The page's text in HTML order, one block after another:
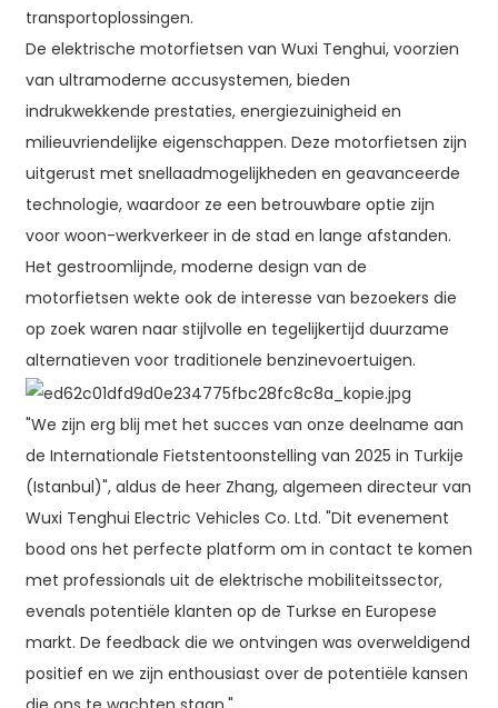
transportoplossingen.
De elektrische motorfietsen van Wuxi Tenghui, voorzien
van ultramoderne accusystemen, bieden
indrukwekkende prestaties, energiezuinigheid en
milieuvriendelijke eigenschappen. Deze motorfietsen zijn
uitgerust met snellaadmogelijkheden en geavanceerde
technologie, waardoor ze een betrouwbare optie zijn
voor woon-werkverkeer in de stad en lange afstanden.
Het gestroomlijnde, moderne design van de
motorfietsen wekte ook de interesse van bezoekers die
op zoek waren naar stijlvolle en tegelijkertijd duurzame
alternatieven voor traditionele benzinevoertuigen.
"We zijn erg blij met het succes van onze deelname aan
de Internationale Fietstentoonstelling van 2025 in Turkije
(Istanbul)", aldus de heer Zhang, algemeen directeur van
Wuxi Tenghui Electric Vehicles Co. Ltd. "Dit evenement
bood ons het perfecte platform om in contact te komen
met professionals uit de elektrische mobiliteitssector,
evenals potentiële klanten op de Turkse en Europese
markt. De feedback die we ontvingen was overweldigend
positief en we zijn enthousiast over de potentiële kansen